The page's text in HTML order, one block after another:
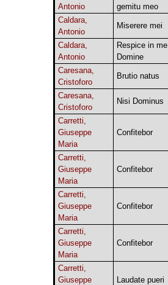
Antonio
gemitu meo
Caldara,
Antonio
Miserere mei
Caldara,
Antonio
Respice in me
Domine
Caresana,
Cristoforo
Brutio natus
Caresana,
Cristoforo
Nisi Dominus
Carretti,
Giuseppe
Maria
Confitebor
Carretti,
Giuseppe
Maria
Confitebor
Carretti,
Giuseppe
Maria
Confitebor
Carretti,
Giuseppe
Maria
Confitebor
Carretti,
Giuseppe
Laudate pueri